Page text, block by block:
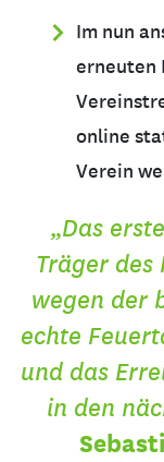
Im nun
erneuten
online
Verein
„Das
Träger
wegen der
echte
und das
in den